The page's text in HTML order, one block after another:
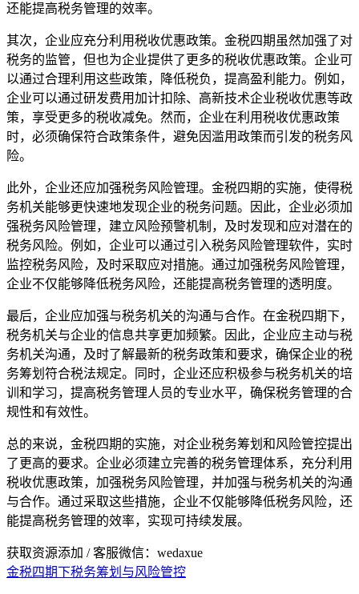
还能提高税务管理的效率。
其次，企业应充分利用税收优惠政策。金税四期虽然加强了对
税务的监管，但也为企业提供了更多的税收优惠政策。企业可
以通过合理利用这些政策，降低税负，提高盈利能力。例如，
企业可以通过研发费用加计扣除、高新技术企业税收优惠等政
策，享受更多的税收减免。然而，企业在利用税收优惠政策
时，必须确保符合政策条件，避免因滥用政策而引发的税务风
险。
此外，企业还应加强税务风险管理。金税四期的实施，使得税
务机关能够更快速地发现企业的税务问题。因此，企业必须加
强税务风险管理，建立风险预警机制，及时发现和应对潜在的
税务风险。例如，企业可以通过引入税务风险管理软件，实时
监控税务风险，及时采取应对措施。通过加强税务风险管理，
企业不仅能够降低税务风险，还能提高税务管理的透明度。
最后，企业应加强与税务机关的沟通与合作。在金税四期下，
税务机关与企业的信息共享更加频繁。因此，企业应主动与税
务机关沟通，及时了解最新的税务政策和要求，确保企业的税
务筹划符合税法规定。同时，企业还应积极参与税务机关的培
训和学习，提高税务管理人员的专业水平，确保税务管理的合
规性和有效性。
总的来说，金税四期的实施，对企业税务筹划和风险管控提出
了更高的要求。企业必须建立完善的税务管理体系，充分利用
税收优惠政策，加强税务风险管理，并加强与税务机关的沟通
与合作。通过采取这些措施，企业不仅能够降低税务风险，还
能提高税务管理的效率，实现可持续发展。
获取资源添加 / 客服微信：wedaxue
金税四期下税务筹划与风险管控